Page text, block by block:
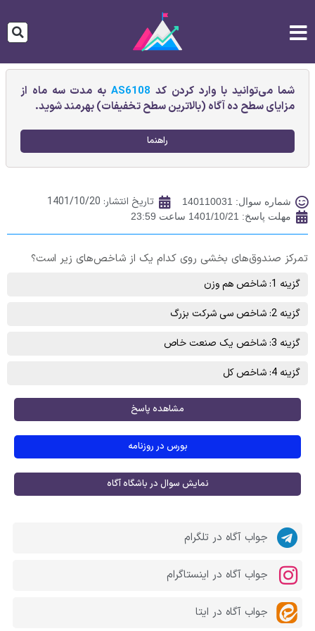
شما می‌توانید با وارد کردن کد AS6108به مدت سه ماه از
مزایای سطح ده آگاه (بالاترین سطح تخفیفات) بهرمند شوید.
راهنما
شماره سوال: 140110031 تاریخ انتشار: 1401/10/20
مهلت پاسخ: 1401/10/21 ساعت 23:59
تمرکز صندوق‌های بخشی روی کدام یک از شاخص‌های زیر است؟
گزینه 1: شاخص هم وزن
گزینه 2: شاخص سی شرکت بزرگ
گزینه 3: شاخص یک صنعت خاص
گزینه 4: شاخص کل
مشاهده پاسخ
بورس در روزنامه
نمایش سوال در باشگاه آگاه
جواب آگاه در تلگرام
جواب آگاه در اینستاگرام
جواب آگاه در ایتا